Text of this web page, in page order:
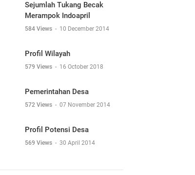
Sejumlah Tukang Becak
Merampok Indoapril
584 Views - 10 December 2014
Profil Wilayah
579 Views - 16 October 2018
Pemerintahan Desa
572 Views - 07 November 2014
Profil Potensi Desa
569 Views - 30 April 2014